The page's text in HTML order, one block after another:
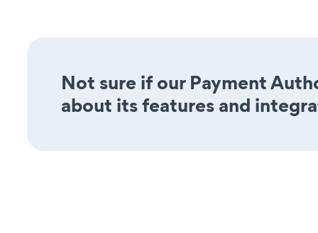
Not sure if our Payment
about its features and